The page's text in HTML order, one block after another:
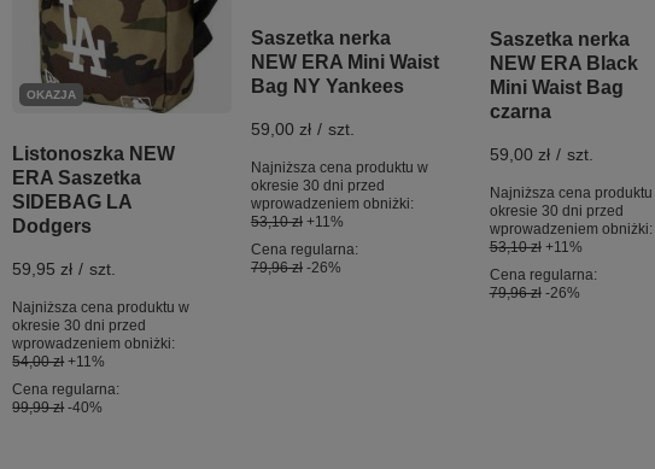
OKAZJA
Listonoszka NEW
ERA Saszetka
SIDEBAG LA
Dodgers
59,95 zł / szt.
Najniższa cena produktu w
okresie 30 dni przed
wprowadzeniem obniżki:
54,00 zł +11%
Cena regularna:
99,99 zł -40%
Saszetka nerka
NEW ERA Mini Waist
Bag NY Yankees
59,00 zł / szt.
Najniższa cena produktu w
okresie 30 dni przed
wprowadzeniem obniżki:
53,10 zł +11%
Cena regularna:
79,96 zł -26%
Saszetka nerka
NEW ERA Black
Mini Waist Bag
czarna
59,00 zł / szt.
Najniższa cena produktu
okresie 30 dni przed
wprowadzeniem obniżki:
53,10 zł +11%
Cena regularna:
79,96 zł -26%